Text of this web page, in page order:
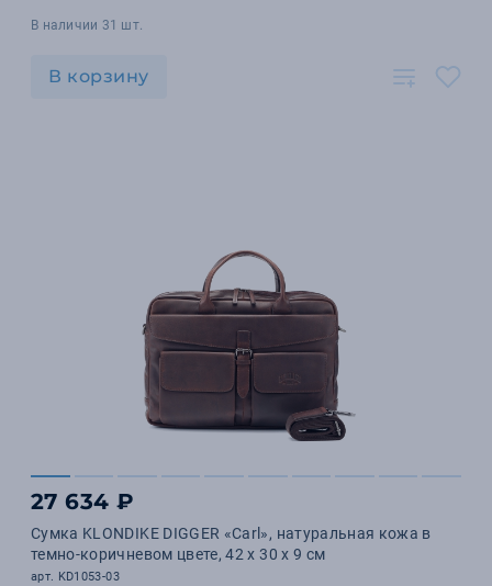
В наличии 31 шт.
В корзину
27 634 ₽
Сумка KLONDIKE DIGGER «Carl», натуральная кожа в
темно-коричневом цвете, 42 x 30 x 9 см
арт. KD1053-03